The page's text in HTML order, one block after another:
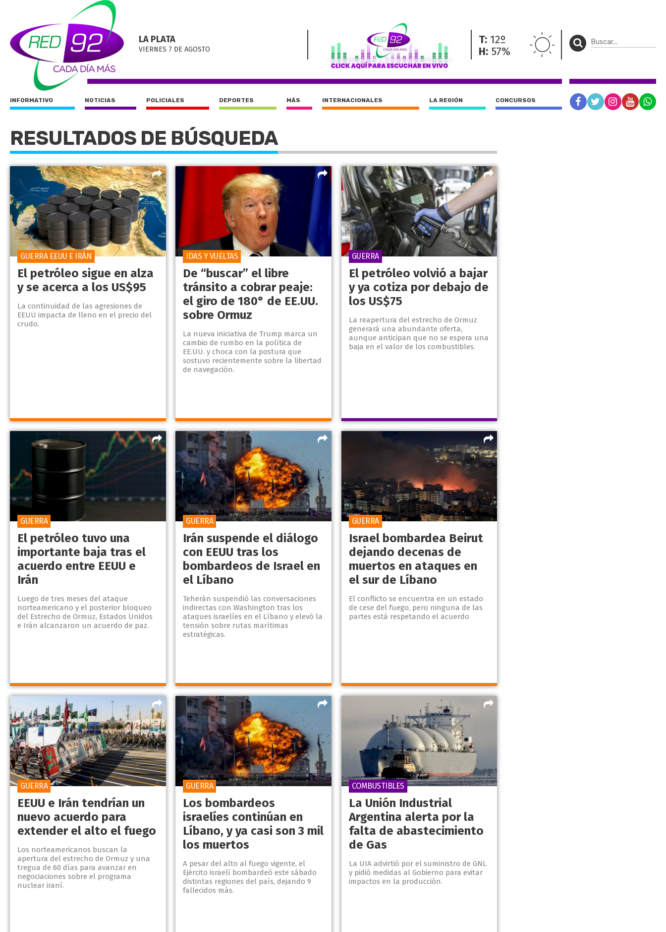
LA PLATA
VIERNES 7 DE AGOSTO
T: 12º
H: 57%
INFORMATIVO NOTICIAS POLICIALES DEPORTES MÁS INTERNACIONALES LA REGIÓN CONCURSOS
RESULTADOS DE BÚSQUEDA
El petróleo sigue en alza
y se acerca a los US$95
La continuidad de las agresiones de
EEUU impacta de lleno en el precio del
crudo.
GUERRA EEUU E IRÁN
De “buscar” el libre
tránsito a cobrar peaje:
el giro de 180° de EE.UU.
sobre Ormuz
La nueva iniciativa de Trump marca un
cambio de rumbo en la política de
EE.UU. y choca con la postura que
sostuvo recientemente sobre la libertad
de navegación.
IDAS Y VUELTAS
El petróleo volvió a bajar
y ya cotiza por debajo de
los US$75
La reapertura del estrecho de Ormuz
generará una abundante oferta,
aunque anticipan que no se espera una
baja en el valor de los combustibles.
GUERRA
El petróleo tuvo una
importante baja tras el
acuerdo entre EEUU e
Irán
Luego de tres meses del ataque
norteamericano y el posterior bloqueo
del Estrecho de Ormuz, Estados Unidos
e Irán alcanzaron un acuerdo de paz.
GUERRA
Irán suspende el diálogo
con EEUU tras los
bombardeos de Israel en
el Líbano
Teherán suspendió las conversaciones
indirectas con Washington tras los
ataques israelíes en el Líbano y elevó la
tensión sobre rutas marítimas
estratégicas.
GUERRA
Israel bombardea Beirut
dejando decenas de
muertos en ataques en
el sur de Líbano
El conflicto se encuentra en un estado
de cese del fuego, pero ninguna de las
partes está respetando el acuerdo
GUERRA
EEUU e Irán tendrían un
nuevo acuerdo para
extender el alto el fuego
Los norteamericanos buscan la
apertura del estrecho de Ormuz y una
tregua de 60 días para avanzar en
negociaciones sobre el programa
nuclear iraní.
GUERRA
Los bombardeos
israelíes continúan en
Líbano, y ya casi son 3 mil
los muertos
A pesar del alto al fuego vigente, el
Ejército israelí bombardeó este sábado
distintas regiones del país, dejando 9
fallecidos más.
GUERRA
La Unión Industrial
Argentina alerta por la
falta de abastecimiento
de Gas
La UIA advirtió por el suministro de GNL
y pidió medidas al Gobierno para evitar
impactos en la producción.
COMBUSTIBLES